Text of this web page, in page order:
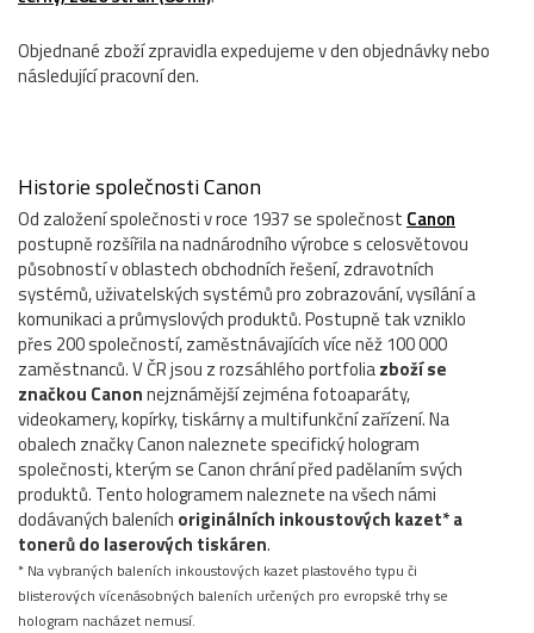
Objednané zboží zpravidla expedujeme v den objednávky nebo
následující pracovní den.
Historie společnosti Canon
Od založení společnosti v roce 1937 se společnost Canon
postupně rozšířila na nadnárodního výrobce s celosvětovou
působností v oblastech obchodních řešení, zdravotních
systémů, uživatelských systémů pro zobrazování, vysílání a
komunikaci a průmyslových produktů. Postupně tak vzniklo
přes 200 společností, zaměstnávajících více něž 100 000
zaměstnanců. V ČR jsou z rozsáhlého portfoliazboží se
značkou Canonnejznámější zejména fotoaparáty,
videokamery, kopírky, tiskárny a multifunkční zařízení. Na
obalech značky Canon naleznete specifický hologram
společnosti, kterým se Canon chrání před padělaním svých
produktů. Tento hologramem naleznete na všech námi
dodávaných baleních originálních inkoustových kazet* a
tonerů do laserových tiskáren.
* Na vybraných baleních inkoustových kazet plastového typu či
blisterových vícenásobných baleních určených pro evropské trhy se
hologram nacházet nemusí.